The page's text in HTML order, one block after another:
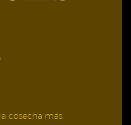
cosecha más